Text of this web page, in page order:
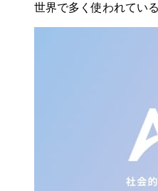
世界で多く使われてい